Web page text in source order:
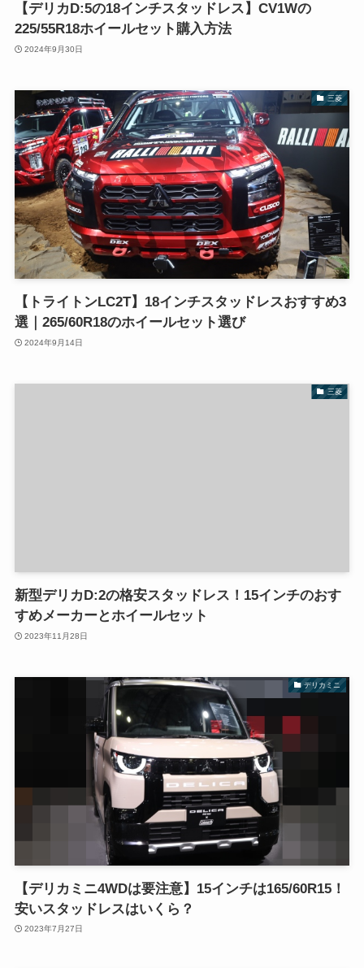
【デリカD:5の18インチスタッドレス】CV1Wの
225/55R18ホイールセット購入方法
2024年9月30日
三菱
【トライトンLC2T】18インチスタッドレスおすすめ3
選｜265/60R18のホイールセット選び
2024年9月14日
三菱
新型デリカD:2の格安スタッドレス！15インチのおす
すめメーカーとホイールセット
2023年11月28日
デリカミニ
【デリカミニ4WDは要注意】15インチは165/60R15！
安いスタッドレスはいくら？
2023年7月27日